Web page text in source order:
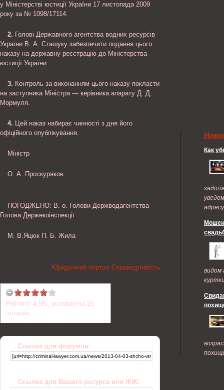
у Міністерстві юстиції України 17 листопада 2009
року за № 1098/17114.
2. Голові Державного агентства водних ресурсів
України В. А. Сташуку забезпечити подання цього
наказу на державну реєстрацію до Міністерства
юстиції України.
3. Контроль за виконанням цього наказу покласти
на заступника Міністра — керівника апарату Д. Д.
Мормуля.
4. Цей наказ набирає чинності з дня його
офіційного опублікування.
Міністр
О. А. Проскуряков
ПОГОДЖЕНО: В. о. Голови Держводагентства
Голова Держекоінспекції
М. В.Яцюк П. Б. Жила
Юридичний портал Справедливість
Рейтинг: 4.9/5, основан на 25
голосах.
Ссылка для форумов:
Ссылка для Вашего ресурса или ЖЖ:
Как
видом